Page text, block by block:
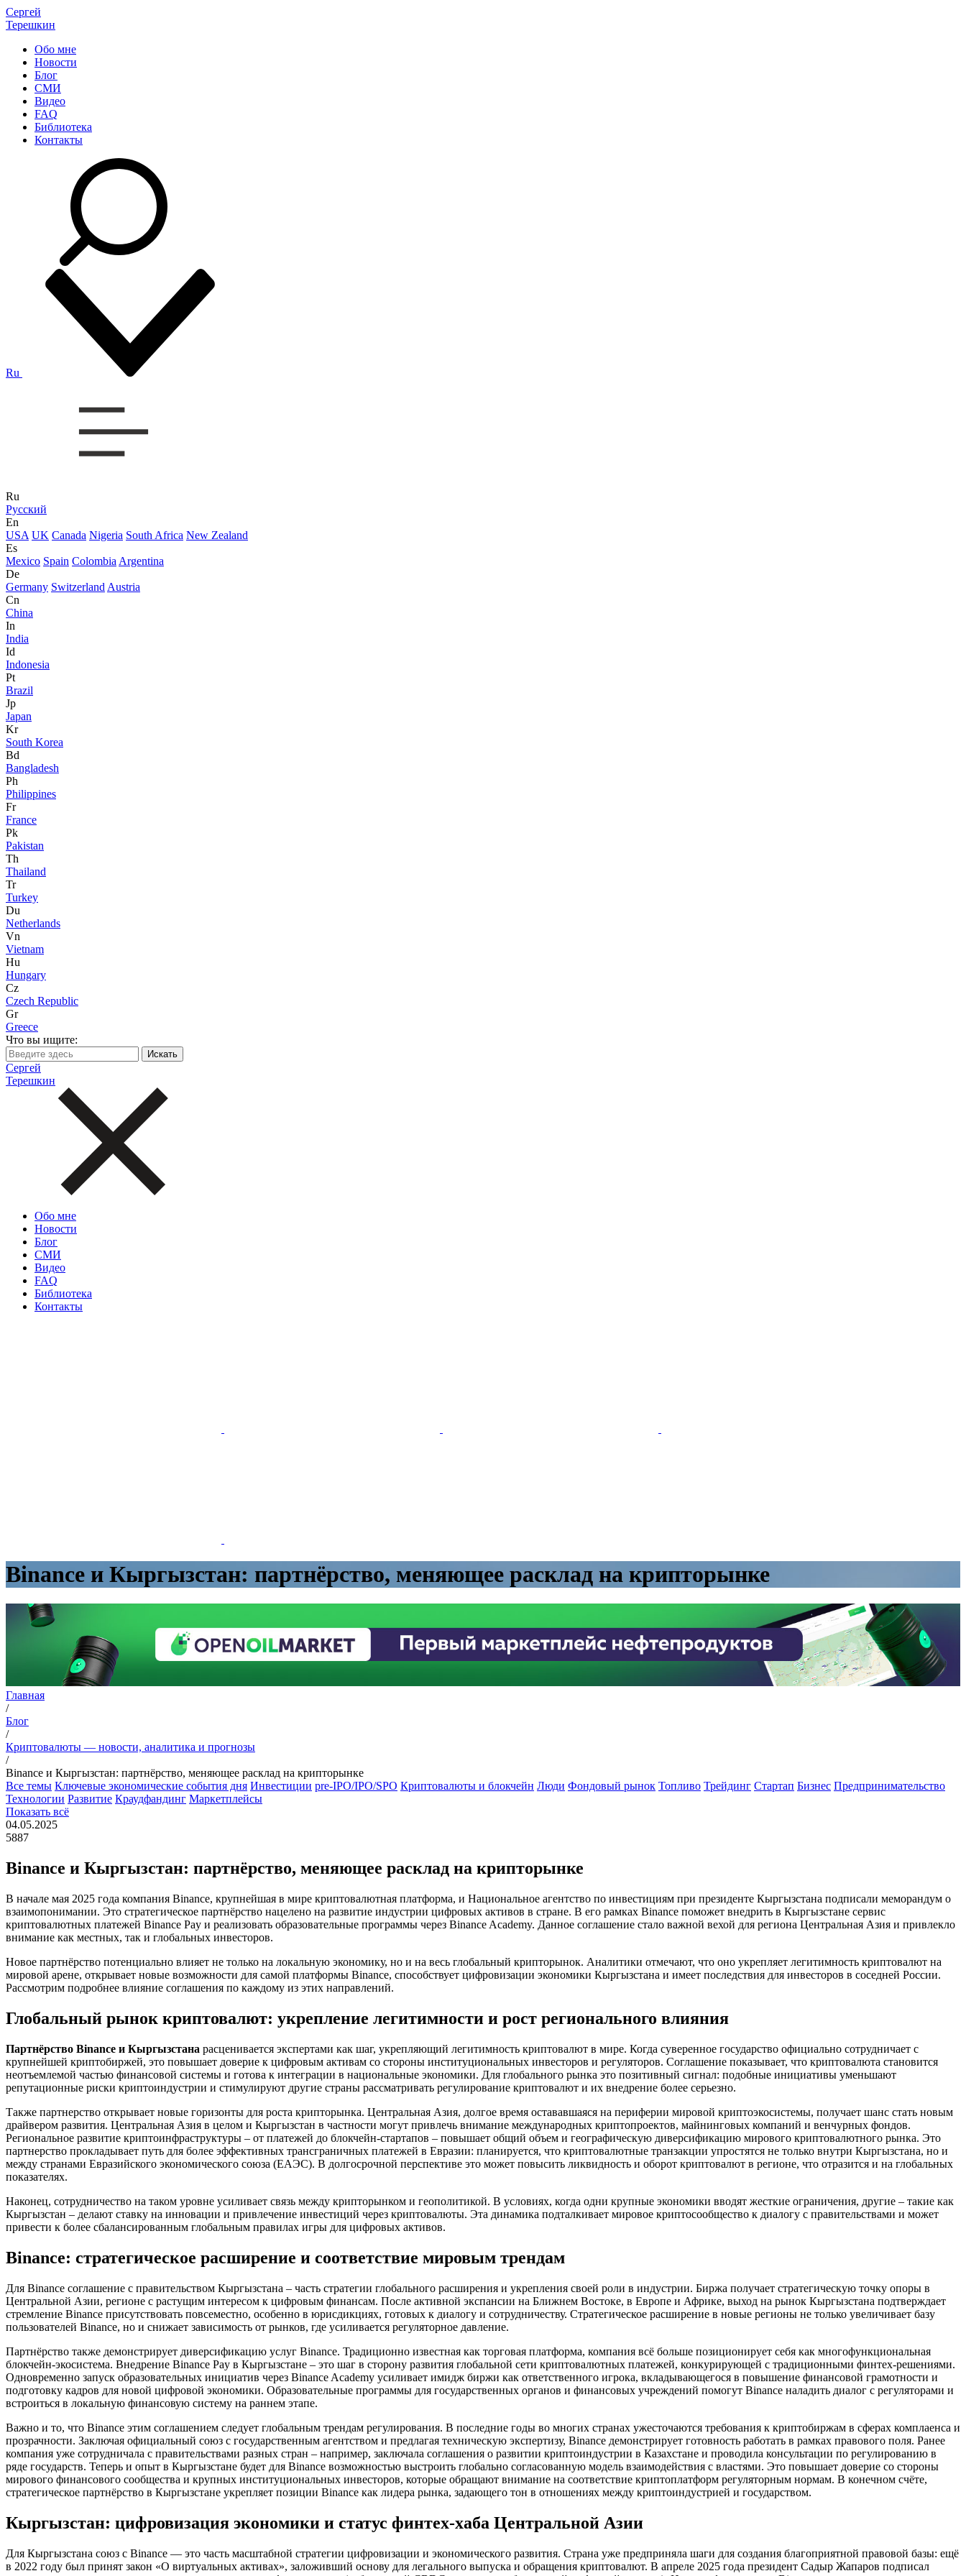
Сергей
Терешкин
Обо мне
Новости
Блог
СМИ
Видео
FAQ
Библиотека
Контакты
Ru
Ru
Русский
En
USA UK Canada Nigeria South Africa New Zealand
Es
Mexico Spain Colombia Argentina
De
Germany Switzerland Austria
Cn
China
In
India
Id
Indonesia
Pt
Brazil
Jp
Japan
Kr
South Korea
Bd
Bangladesh
Ph
Philippines
Fr
France
Pk
Pakistan
Th
Thailand
Tr
Turkey
Du
Netherlands
Vn
Vietnam
Hu
Hungary
Cz
Czech Republic
Gr
Greece
Что вы ищите:
Сергей
Терешкин
Обо мне
Новости
Блог
СМИ
Видео
FAQ
Библиотека
Контакты
Binance и Кыргызстан: партнёрство, меняющее расклад на крипторынке
Главная
/
Блог
/
Криптовалюты — новости, аналитика и прогнозы
/
Binance и Кыргызстан: партнёрство, меняющее расклад на крипторынке
Все темы Ключевые экономические события дня Инвестиции pre-IPO/IPO/SPO Криптовалюты и блокчейн Люди Фондовый рынок Топливо Трейдинг Стартап Бизнес Предпринимательство
Технологии Развитие Краудфандинг Маркетплейсы
Показать всё
04.05.2025
5887
Binance и Кыргызстан: партнёрство, меняющее расклад на крипторынке
В начале мая 2025 года компания Binance, крупнейшая в мире криптовалютная платформа, и Национальное агентство по инвестициям при президенте Кыргызстана подписали меморандум о
взаимопонимании. Это стратегическое партнёрство нацелено на развитие индустрии цифровых активов в стране. В его рамках Binance поможет внедрить в Кыргызстане сервис
криптовалютных платежей Binance Pay и реализовать образовательные программы через Binance Academy. Данное соглашение стало важной вехой для региона Центральная Азия и привлекло
внимание как местных, так и глобальных инвесторов.
Новое партнёрство потенциально влияет не только на локальную экономику, но и на весь глобальный крипторынок. Аналитики отмечают, что оно укрепляет легитимность криптовалют на
мировой арене, открывает новые возможности для самой платформы Binance, способствует цифровизации экономики Кыргызстана и имеет последствия для инвесторов в соседней России.
Рассмотрим подробнее влияние соглашения по каждому из этих направлений.
Глобальный рынок криптовалют: укрепление легитимности и рост регионального влияния
Партнёрство Binance и Кыргызстана расценивается экспертами как шаг, укрепляющий легитимность криптовалют в мире. Когда суверенное государство официально сотрудничает с
крупнейшей криптобиржей, это повышает доверие к цифровым активам со стороны институциональных инвесторов и регуляторов. Соглашение показывает, что криптовалюта становится
неотъемлемой частью финансовой системы и готова к интеграции в национальные экономики. Для глобального рынка это позитивный сигнал: подобные инициативы уменьшают
репутационные риски криптоиндустрии и стимулируют другие страны рассматривать регулирование криптовалют и их внедрение более серьезно.
Также партнерство открывает новые горизонты для роста крипторынка. Центральная Азия, долгое время остававшаяся на периферии мировой криптоэкосистемы, получает шанс стать новым
драйвером развития. Центральная Азия в целом и Кыргызстан в частности могут привлечь внимание международных криптопроектов, майнинговых компаний и венчурных фондов.
Региональное развитие криптоинфраструктуры – от платежей до блокчейн-стартапов – повышает общий объем и географическую диверсификацию мирового криптовалютного рынка. Это
партнерство прокладывает путь для более эффективных трансграничных платежей в Евразии: планируется, что криптовалютные транзакции упростятся не только внутри Кыргызстана, но и
между странами Евразийского экономического союза (ЕАЭС). В долгосрочной перспективе это может повысить ликвидность и оборот криптовалют в регионе, что отразится и на глобальных
показателях.
Наконец, сотрудничество на таком уровне усиливает связь между крипторынком и геополитикой. В условиях, когда одни крупные экономики вводят жесткие ограничения, другие – такие как
Кыргызстан – делают ставку на инновации и привлечение инвестиций через криптовалюты. Эта динамика подталкивает мировое криптосообщество к диалогу с правительствами и может
привести к более сбалансированным глобальным правилах игры для цифровых активов.
Binance: стратегическое расширение и соответствие мировым трендам
Для Binance соглашение с правительством Кыргызстана – часть стратегии глобального расширения и укрепления своей роли в индустрии. Биржа получает стратегическую точку опоры в
Центральной Азии, регионе с растущим интересом к цифровым финансам. После активной экспансии на Ближнем Востоке, в Европе и Африке, выход на рынок Кыргызстана подтверждает
стремление Binance присутствовать повсеместно, особенно в юрисдикциях, готовых к диалогу и сотрудничеству. Стратегическое расширение в новые регионы не только увеличивает базу
пользователей Binance, но и снижает зависимость от рынков, где усиливается регуляторное давление.
Партнёрство также демонстрирует диверсификацию услуг Binance. Традиционно известная как торговая платформа, компания всё больше позиционирует себя как многофункциональная
блокчейн-экосистема. Внедрение Binance Pay в Кыргызстане – это шаг в сторону развития глобальной сети криптовалютных платежей, конкурирующей с традиционными финтех-решениями.
Одновременно запуск образовательных инициатив через Binance Academy усиливает имидж биржи как ответственного игрока, вкладывающегося в повышение финансовой грамотности и
подготовку кадров для новой цифровой экономики. Образовательные программы для государственных органов и финансовых учреждений помогут Binance наладить диалог с регуляторами и
встроиться в локальную финансовую систему на раннем этапе.
Важно и то, что Binance этим соглашением следует глобальным трендам регулирования. В последние годы во многих странах ужесточаются требования к криптобиржам в сферах комплаенса и
прозрачности. Заключая официальный союз с государственным агентством и предлагая техническую экспертизу, Binance демонстрирует готовность работать в рамках правового поля. Ранее
компания уже сотрудничала с правительствами разных стран – например, заключала соглашения о развитии криптоиндустрии в Казахстане и проводила консультации по регулированию в
ряде государств. Теперь и опыт в Кыргызстане будет для Binance возможностью выстроить глобально согласованную модель взаимодействия с властями. Это повышает доверие со стороны
мирового финансового сообщества и крупных институциональных инвесторов, которые обращают внимание на соответствие криптоплатформ регуляторным нормам. В конечном счёте,
стратегическое партнёрство в Кыргызстане укрепляет позиции Binance как лидера рынка, задающего тон в отношениях между криптоиндустрией и государством.
Кыргызстан: цифровизация экономики и статус финтех-хаба Центральной Азии
Для Кыргызстана союз с Binance — это часть масштабной стратегии цифровизации и экономического развития. Страна уже предприняла шаги для создания благоприятной правовой базы: ещё
в 2022 году был принят закон «О виртуальных активах», заложивший основу для легального выпуска и обращения криптовалют. В апреле 2025 года президент Садыр Жапаров подписал